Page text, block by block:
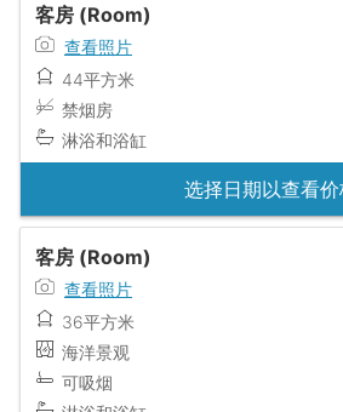
客房 (Room)
查看照片
44平方米
禁烟房
淋浴和浴缸
选择日期以查看价
客房 (Room)
查看照片
36平方米
海洋景观
可吸烟